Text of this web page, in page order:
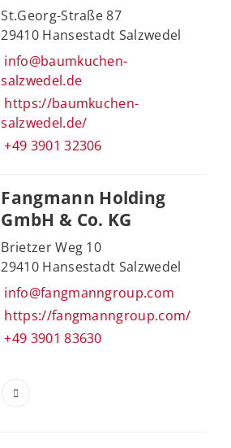
St.Georg-Straße 87
29410 Hansestadt Salzwedel
info@baumkuchen-
salzwedel.de
https://baumkuchen-
salzwedel.de/
+49 3901 32306
Fangmann Holding
GmbH & Co. KG
Brietzer Weg 10
29410 Hansestadt Salzwedel
info@fangmanngroup.com
https://fangmanngroup.com/
+49 3901 83630